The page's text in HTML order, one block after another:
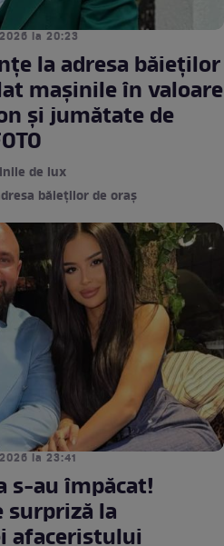
la 20:23
la adresa băieților
mașinile în valoare
și jumătate de
de lux
băieților de oraș
la 23:41
s-au împăcat!
surpriză la
afaceristului